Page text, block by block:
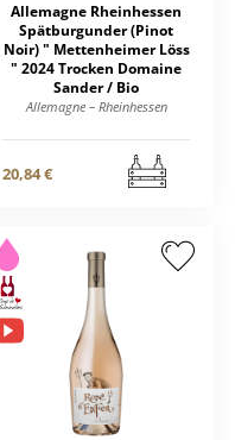
Allemagne Rheinhessen
Spätburgunder (Pinot
Noir) " Mettenheimer Löss
" 2024 Trocken Domaine
Sander / Bio
Allemagne – Rheinhessen
20,84 €